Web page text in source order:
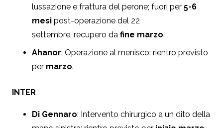
lussazione e frattura del perone; fuori per 5-6
mesi post-operazione del 22
settembre, recupero da fine marzo.
Ahanor: Operazione al menisco: rientro previsto
per marzo.
INTER
Di Gennaro: Intervento chirurgico a un dito della